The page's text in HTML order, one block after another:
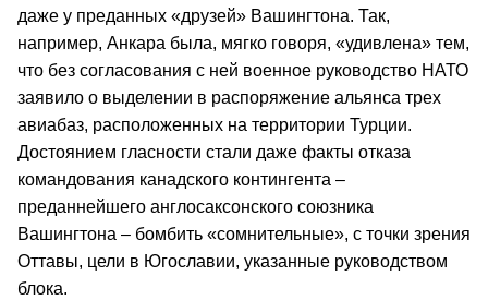
даже у преданных «друзей» Вашингтона. Так,
например, Анкара была, мягко говоря, «удивлена» тем,
что без согласования с ней военное руководство НАТО
заявило о выделении в распоряжение альянса трех
авиабаз, расположенных на территории Турции.
Достоянием гласности стали даже факты отказа
командования канадского контингента –
преданнейшего англосаксонского союзника
Вашингтона – бомбить «сомнительные», с точки зрения
Оттавы, цели в Югославии, указанные руководством
блока.